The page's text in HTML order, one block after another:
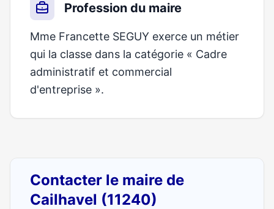
Profession du maire
Mme Francette SEGUY exerce un métier
qui la classe dans la catégorie « Cadre
administratif et commercial
d'entreprise ».
Contacter le maire de
Cailhavel (11240)